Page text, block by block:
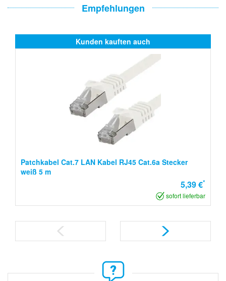
Empfehlungen
Kunden kauften auch
Patchkabel Cat.7 LAN Kabel RJ45 Cat.6a Stecker
weiß 5 m
5,39 €*
sofort lieferbar